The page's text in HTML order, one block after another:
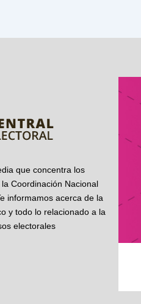
que concentra los
Coordinación Nacional
informamos acerca de la
y todo lo relacionado a la
electorales